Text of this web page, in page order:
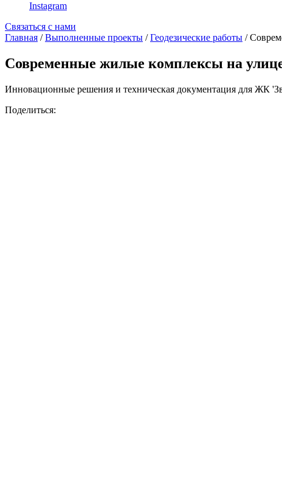
Instagram
Связаться с нами
Главная /Выполненные проекты /Геодезические работы /
Современные жилые комплексы на
Инновационные решения и техническая документация для ЖК
Поделиться: